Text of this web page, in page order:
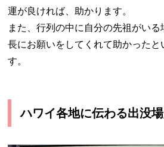
運が良ければ、助かります。
また、行列の中に自分の先祖がい
長にお願いをしてくれて助かった
す。
ハワイ各地に伝わる出没